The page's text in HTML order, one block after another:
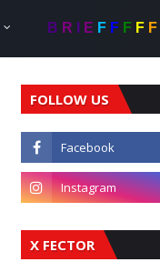
B R E F F F F F
FOLLOW US
X FECTOR